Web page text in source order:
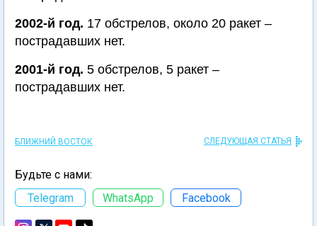
2002-й год. 17 обстрелов, около 20 ракет –
пострадавших нет.
2001-й год. 5 обстрелов, 5 ракет –
пострадавших нет.
БЛИЖНИЙ ВОСТОК СЛЕДУЮЩАЯ СТАТЬЯ
Будьте с нами:
Telegram
WhatsApp Facebook